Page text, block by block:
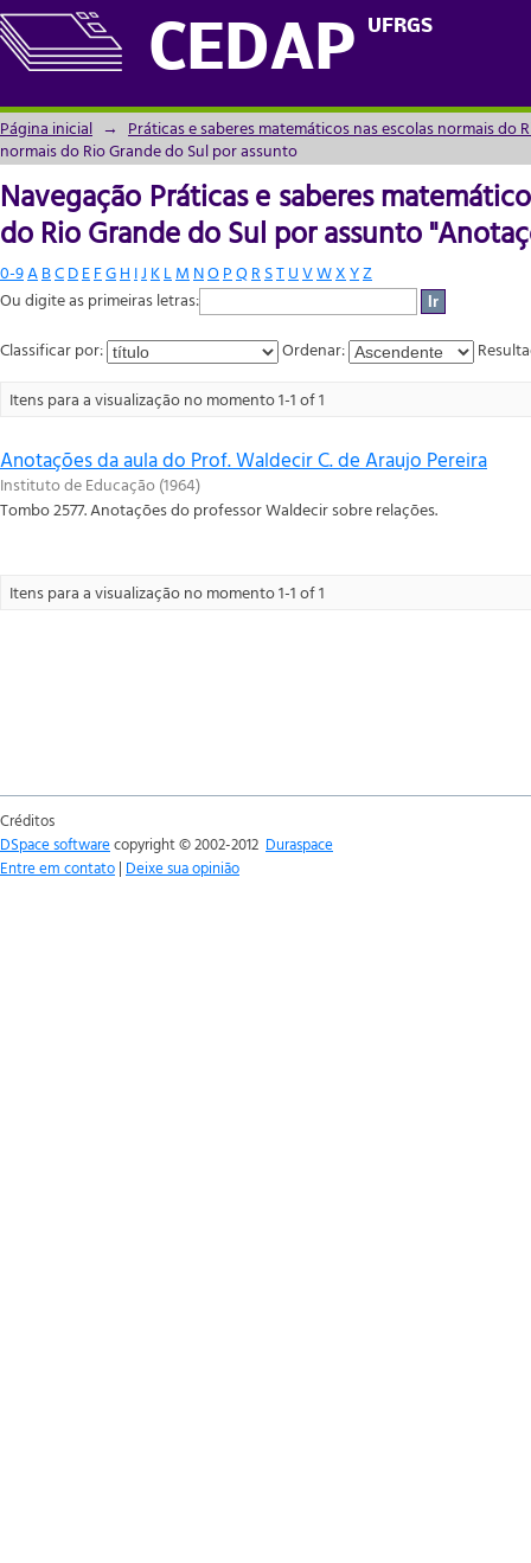
CEDAP UFRGS
Navegação Práticas e saberes
assunto "Anotações"
Página inicial → Práticas e saberes matemáticos nas escolas normais do
normais do Rio Grande do Sul por assunto
Navegação Práticas e saberes
do Rio Grande do Sul por assunto
0-9ABCDEFGH IJ KLM NOPQRSTUVWXYZ
Ou digite as primeiras letras:
Classificar por:
Ordenar:
Itens para a visualização no momento 1-1 of 1
Anotações da aula do Prof. Waldecir C. de Araujo Pereira
Instituto de Educação(1964)
Tombo 2577. Anotações do professor Waldecir sobre relações.
Itens para a visualização no momento 1-1 of 1
Créditos
DSpace softwarecopyright © 2002-2012 Duraspace
Entre em contato | Deixe sua opinião